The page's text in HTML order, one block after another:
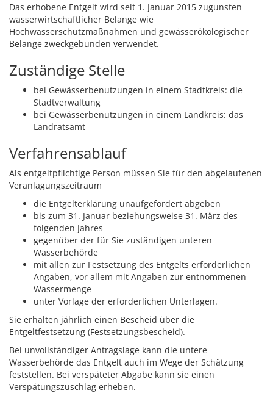
Das erhobene Entgelt wird seit 1. Januar 2015 zugunsten
wasserwirtschaftlicher Belange wie
Hochwasserschutzmaßnahmen und gewässerökologischer
Belange zweckgebunden verwendet.
Zuständige Stelle
bei Gewässerbenutzungen in einem Stadtkreis: die
Stadtverwaltung
bei Gewässerbenutzungen in einem Landkreis: das
Landratsamt
Verfahrensablauf
Als entgeltpflichtige Person müssen Sie für den abgelaufenen
Veranlagungszeitraum
die Entgelterklärung unaufgefordert abgeben
bis zum 31. Januar beziehungsweise 31. März des
folgenden Jahres
gegenüber der für Sie zuständigen unteren
Wasserbehörde
mit allen zur Festsetzung des Entgelts erforderlichen
Angaben, vor allem mit Angaben zur entnommenen
Wassermenge
unter Vorlage der erforderlichen Unterlagen.
Sie erhalten jährlich einen Bescheid über die
Entgeltfestsetzung (Festsetzungsbescheid).
Bei unvollständiger Antragslage kann die untere
Wasserbehörde das Entgelt auch im Wege der Schätzung
feststellen. Bei verspäteter Abgabe kann sie einen
Verspätungszuschlag erheben.